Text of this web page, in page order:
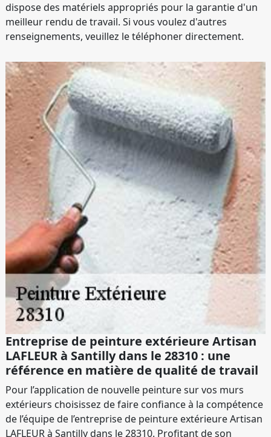
dispose des matériels appropriés pour la garantie d'un
meilleur rendu de travail. Si vous voulez d'autres
renseignements, veuillez le téléphoner directement.
Entreprise de peinture extérieure Artisan
LAFLEUR à Santilly dans le 28310 : une
référence en matière de qualité de travail
Pour l’application de nouvelle peinture sur vos murs
extérieurs choisissez de faire confiance à la compétence
de l’équipe de l’entreprise de peinture extérieure Artisan
LAFLEUR à Santilly dans le 28310. Profitant de son